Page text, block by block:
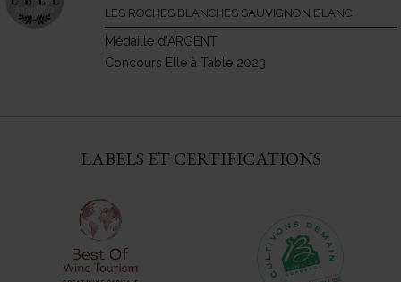
LES ROCHES BLANCHES SAUVIGNON BLANC
Médaille d’ARGENT
Concours Elle à Table 2023
LABELS ET CERTIFICATIONS